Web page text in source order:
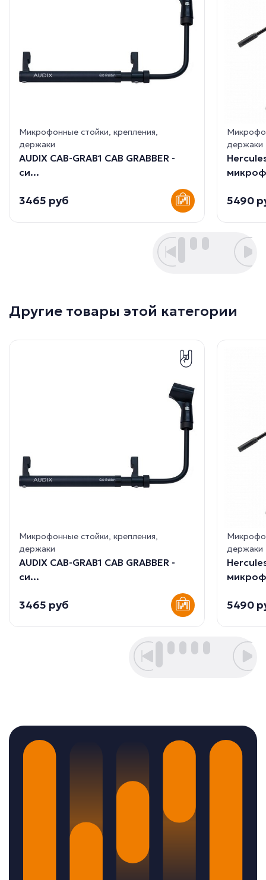
Микрофонные стойки, крепления,
держаки
AUDIX CAB-GRAB1 CAB GRABBER -
cи...
3465 руб
держаки
5490
Другие товары этой категории
Микрофонные стойки, крепления,
держаки
AUDIX CAB-GRAB1 CAB GRABBER -
cи...
3465 руб
держаки
5490